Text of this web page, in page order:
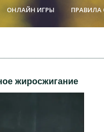
ОНЛАЙН ИГРЫ ПРАВИЛА
жиросжигание